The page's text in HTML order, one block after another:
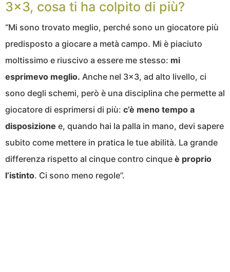
3×3, cosa ti ha colpito di più?
“Mi sono trovato meglio, perché sono un giocatore più
predisposto a giocare a metà campo. Mi è piaciuto
moltissimo e riuscivo a essere me stesso: mi
esprimevo meglio. Anche nel 3×3, ad alto livello, ci
sono degli schemi, però è una disciplina che permette al
giocatore di esprimersi di più: c’è meno tempo a
disposizione e, quando hai la palla in mano, devi sapere
subito come mettere in pratica le tue abilità. La grande
differenza rispetto al cinque contro cinque è proprio
l’istinto. Ci sono meno regole”.